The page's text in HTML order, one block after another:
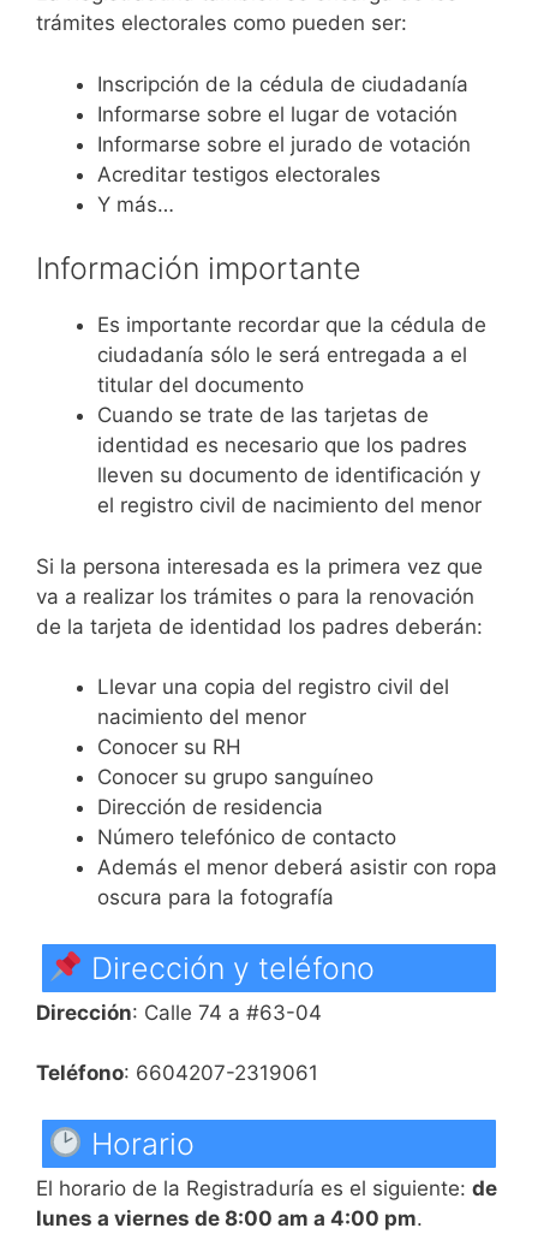
trámites electorales como pueden ser:
Inscripción de la cédula de ciudadanía
Informarse sobre el lugar de votación
Informarse sobre el jurado de votación
Acreditar testigos electorales
Y más…
Información importante
Es importante recordar que la cédula de
ciudadanía sólo le será entregada a el
titular del documento
Cuando se trate de las tarjetas de
identidad es necesario que los padres
lleven su documento de identificación y
el registro civil de nacimiento del menor
Si la persona interesada es la primera vez que
va a realizar los trámites o para la renovación
de la tarjeta de identidad los padres deberán:
Llevar una copia del registro civil del
nacimiento del menor
Conocer su RH
Conocer su grupo sanguíneo
Dirección de residencia
Número telefónico de contacto
Además el menor deberá asistir con ropa
oscura para la fotografía
Dirección y teléfono
Dirección: Calle 74 a #63-04
Teléfono: 6604207-2319061
Horario
El horario de la Registraduría es el siguiente: de
lunes a viernes de 8:00 am a 4:00 pm.